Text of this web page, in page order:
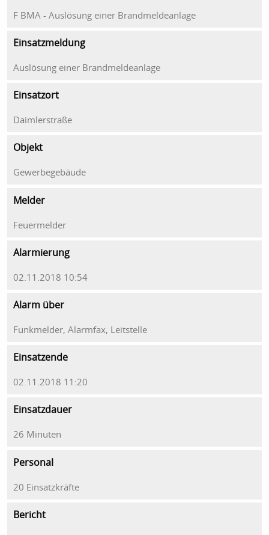
F BMA - Auslösung einer Brandmeldeanlage
Einsatzmeldung
Auslösung einer Brandmeldeanlage
Einsatzort
Daimlerstraße
Objekt
Gewerbegebäude
Melder
Feuermelder
Alarmierung
02.11.2018 10:54
Alarm über
Funkmelder, Alarmfax, Leitstelle
Einsatzende
02.11.2018 11:20
Einsatzdauer
26 Minuten
Personal
20 Einsatzkräfte
Bericht